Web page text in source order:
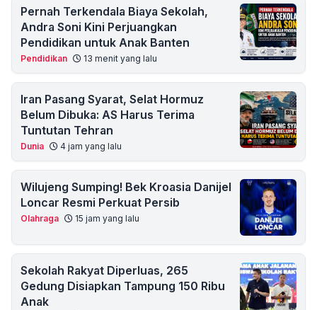
Pernah Terkendala Biaya Sekolah,
Andra Soni Kini Perjuangkan
Pendidikan untuk Anak Banten
Pendidikan 13 menit yang lalu
Iran Pasang Syarat, Selat Hormuz
Belum Dibuka: AS Harus Terima
Tuntutan Tehran
Dunia 4 jam yang lalu
Wilujeng Sumping! Bek Kroasia Danijel
Loncar Resmi Perkuat Persib
Olahraga 15 jam yang lalu
Sekolah Rakyat Diperluas, 265
Gedung Disiapkan Tampung 150 Ribu
Anak